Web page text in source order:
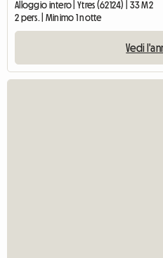
Alloggio intero | Ytres (62124) | 33 M2
2 pers. | Minimo 1 notte
Vedi